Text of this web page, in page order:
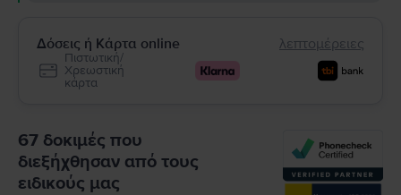
Δόσεις ή Κάρτα online λεπτομέρειες
Πιστωτική/
Χρεωστική
κάρτα
67 δοκιμές που
διεξήχθησαν από τους
ειδικούς μας